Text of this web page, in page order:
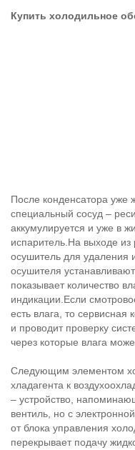
Купить холодильное
После конденсатора уже
специальный сосуд –
аккумулируется и уже в
испаритель.На выходе из
осушитель для удаления
осушителя
показывает количество
индикации.Если
есть влага, то
и проводит проверку
через которые влага
Следующим элементом
хладагента к
– устройство,
вентиль, но с
от блока управления
перекрывает подачу